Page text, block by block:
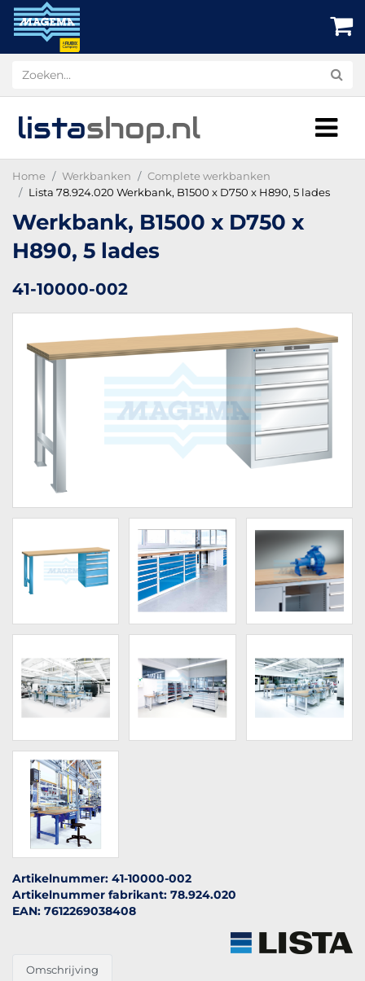
listashop.nl
Home Werkbanken
Complete werkbanken
Lista 78.924.020 Werkbank, B1500 x D750 x H890, 5 lades
Werkbank, B1500 x D750 x
H890, 5 lades
41-10000-002
Artikelnummer: 41-10000-002
Artikelnummer fabrikant: 78.924.020
EAN: 7612269038408
Omschrijving